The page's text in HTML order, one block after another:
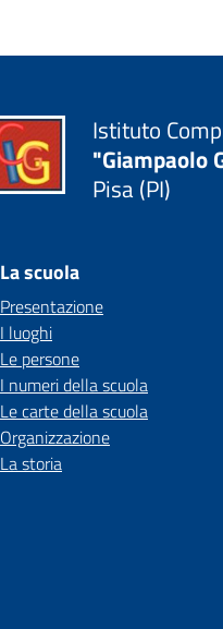
Istituto
"Giampaolo
Pisa (PI)
La scuola
Presentazione
I luoghi
Le persone
I numeri della scuola
Le carte della scuola
Organizzazione
La storia